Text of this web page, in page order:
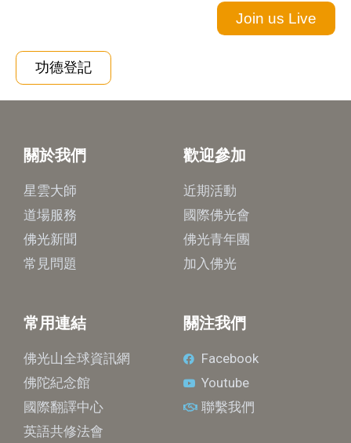
Join us Live
功德登記
關於我們
星雲大師
道場服務
佛光新聞
常見問題
歡迎參加
近期活動
國際佛光會
佛光青年團
加入佛光
常用連結
佛光山全球資訊網
佛陀紀念館
國際翻譯中心
英語共修法會
關注我們
Facebook
Youtube
聯繫我們